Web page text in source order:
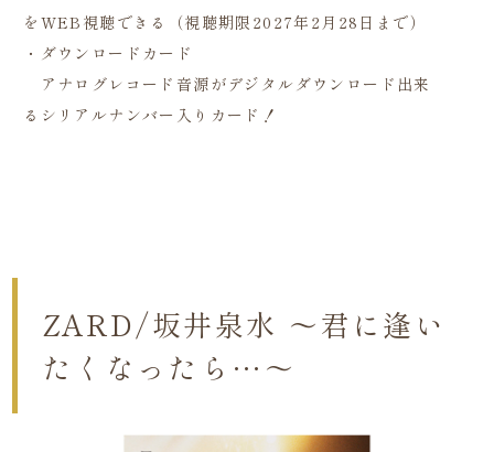
をWEB視聴できる（視聴期限2027年2月28日まで）
・ダウンロードカード
アナログレコード音源がデジタルダウンロード出来
るシリアルナンバー入りカード！
ZARD/坂井泉水 ～君に逢い
たくなったら…～